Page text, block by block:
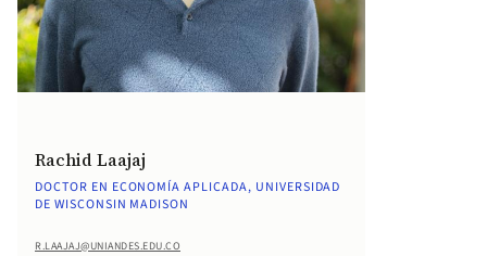
Rachid Laajaj
DOCTOR EN ECONOMÍA APLICADA, UNIVERSIDAD
DE WISCONSIN MADISON
R.LAAJAJ@UNIANDES.EDU.CO